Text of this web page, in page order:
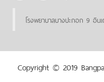
โรงพยาบาลบางปะกอก 9 อิน
Copyright © 2019